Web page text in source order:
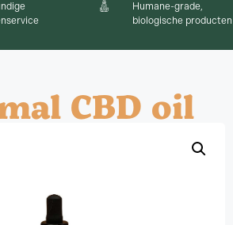
Humane-grade,
biologische producten
CBD oil